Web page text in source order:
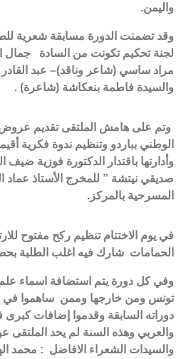
واليمن.
وقد تضمنت الدورة مسابقة شعرية
لجنة تحكيم تكونت من السادة
مراد ساسي (شاعر وناقد)– عبد
والسيدة فاطمة بنعكاشة (شاعرة) .
وتم على هامش الملتقى تقديم
الوطني بباردو وتنظيم ندوة فكرية
وأدارتها باقتدار الدكتورة فوزية
صديقي نيتشة ” للمخرج الأستاذ
المسرحية بالمركز.
في يوم الاختتام تنظيم ركح مفتوح
الحمامات شارك فيه اغلب الطلبة
وفي كل دورة يتم استضافة اسماء
تونس ومن خارجها وممن ساهموا في
دوراته السابقة وقدموا إضافات
والعربي وهذه السنة لم يحد الملتقى
والسيدات الشعراء الافاضل : محمد